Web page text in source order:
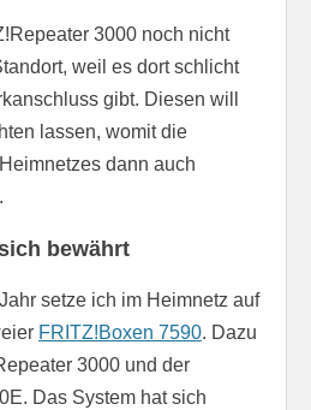
3000 noch nicht
weil es dort schlicht
gibt. Diesen will
lassen, womit die
dann auch
bewährt
setze ich im Heimnetz auf
FRITZ!Boxen 7590. Dazu
3000 und der
Das System hat sich